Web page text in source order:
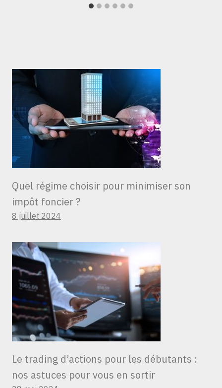
Quel régime choisir pour minimiser son
impôt foncier ?
8 juillet 2024
Le trading d’actions pour les débutants :
nos astuces pour vous en sortir